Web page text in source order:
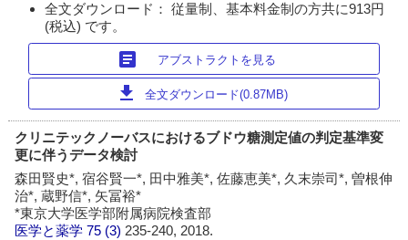
全文ダウンロード： 従量制、基本料金制の方共に913円
(税込) です。
article アブストラクトを見る
download 全文ダウンロード(0.87MB)
クリニテックノーバスにおけるブドウ糖測定値の判定基準変
更に伴うデータ検討
森田賢史*, 宿谷賢一*, 田中雅美*, 佐藤恵美*, 久末崇司*, 曽根伸
治*, 蔵野信*, 矢冨裕*
*東京大学医学部附属病院検査部
医学と薬学 75 (3) 235-240, 2018.